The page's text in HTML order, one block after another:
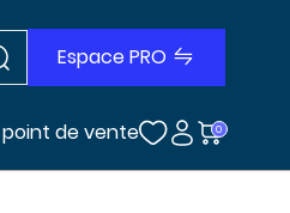
Rechercher dans le site
Espace PRO
de vente 0